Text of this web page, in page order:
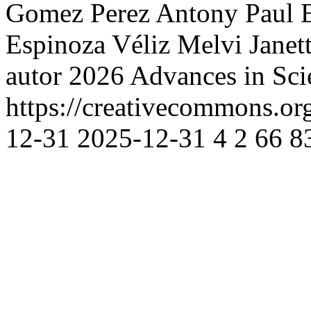
Gomez Perez Antony Paul
Espinoza Véliz Melvi
autor 2026 Advances in
https://
12-31 2025-12-31 4 2 66